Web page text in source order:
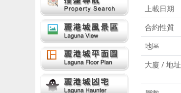
上載日期
合約性質
地區
大廈 / 地址